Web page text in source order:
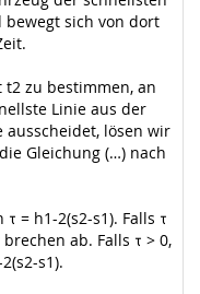
sich von dort
zu bestimmen, an
Linie aus der
ausscheidet, lösen wir
Gleichung (…) nach
= h1-2(s2-s1). Falls τ
ab. Falls τ > 0,
s1).